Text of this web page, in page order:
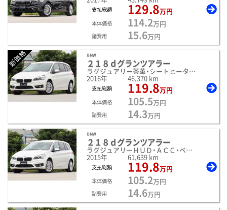
支払総額 129.8万円
本体価格 114.2万円
諸費用 15.6万円
新価格 ＢＭＷ
２１８ｄグランツアラー
ラグジュアリー茶革・シートヒーター・ＨＤＤナビ・Ｂカ
2016年 46,370 km
支払総額 119.8万円
本体価格 105.5万円
諸費用 14.3万円
ＢＭＷ
２１８ｄグランツアラー
ラグジュアリーＨＵＤ・ＡＣＣ・ベージュ革・
2015年 61,639 km
支払総額 119.8万円
本体価格 105.2万円
諸費用 14.6万円